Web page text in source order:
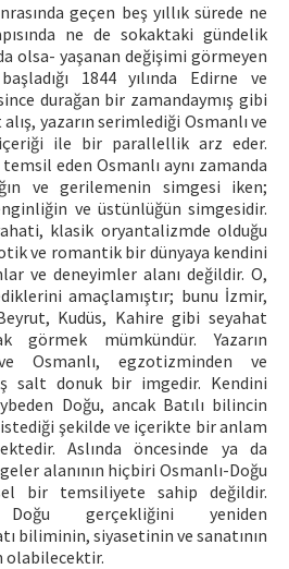
geçen beş yıllık sürede ne
ne de sokaktaki gündelik
olsa- yaşanan değişimi görmeyen
1844 yılında Edirne ve
durağan bir zamandaymış gibi
yazarın serimlediği Osmanlı ve
ile bir parallellik arz eder.
eden Osmanlı aynı zamanda
ve gerilemenin simgesi iken;
ve üstünlüğün simgesidir.
klasik oryantalizmde olduğu
ve romantik bir dünyaya kendini
ve deneyimler alanı değildir. O,
amaçlamıştır; bunu İzmir,
Kudüs, Kahire gibi seyahat
görmek mümkündür. Yazarın
Osmanlı, egzotizminden ve
salt donuk bir imgedir. Kendini
Doğu, ancak Batılı bilincin
şekilde ve içerikte bir anlam
Aslında öncesinde ya da
alanının hiçbiri Osmanlı-Doğu
bir temsiliyete sahip değildir.
gerçekliğini yeniden
biliminin, siyasetinin ve sanatının
olabilecektir.